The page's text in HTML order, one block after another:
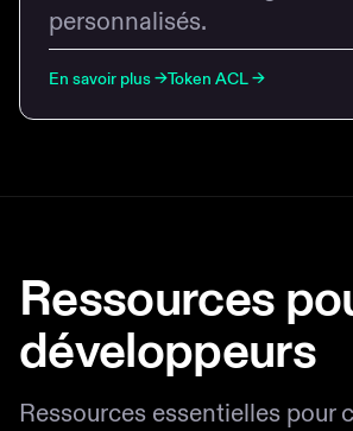
personnalisés.
En savoir plus→Token ACL→
Ressources
développeurs
Ressources essentielles pour